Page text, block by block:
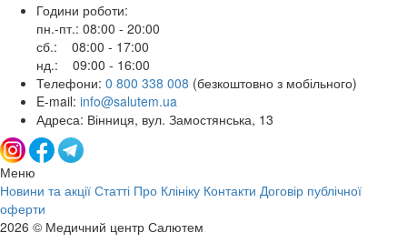
Години роботи:
пн.-пт.: 08:00 - 20:00
сб.: 08:00 - 17:00
нд.: 09:00 - 16:00
Телефони: 0 800 338 008 (безкоштовно з мобільного)
E-mail: info@salutem.ua
Адреса: Вінниця, вул. Замостянська, 13
Меню
Новини та акції Статті Про Клініку Контакти Договір публічної
оферти
2026 © Медичний центр Салютем